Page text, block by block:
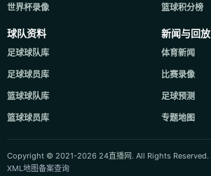
世界杯录像 篮球积分榜
球队资料
足球球队库
足球球员库
篮球球队库
篮球球员库
新闻与回放
体育新闻
比赛录像
足球预测
专题地图
Copyright © 2021-2026 24直播网. All Rights Reserved.
XML地图备案查询